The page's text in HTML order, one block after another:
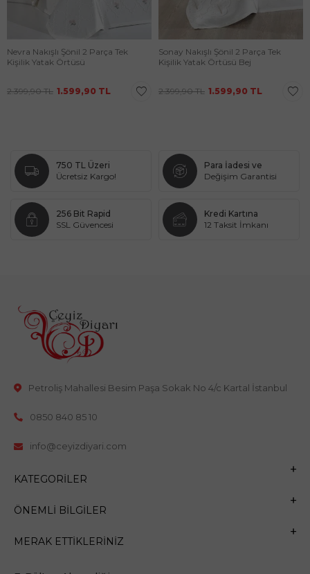
Nevra Nakışlı Şönil 2 Parça Tek
Kişilik Yatak Örtüsü
2.399,90TL 1.599,90 TL
Sonay Nakışlı Şönil 2 Parça Tek
Kişilik Yatak Örtüsü Bej
2.399,90TL 1.599,90 TL
750 TL Üzeri
Ücretsiz Kargo!
Para İadesi ve
Değişim Garantisi
256 Bit Rapid
SSL Güvencesi
Kredi Kartına
12 Taksit İmkanı
Petroliş Mahallesi Besim Paşa Sokak No 4/c Kartal İstanbul
0850 840 85 10
info@ceyizdiyari.com
KATEGORILER
ÖNEMLI BILGILER
MERAK ETTIKLERINIZ